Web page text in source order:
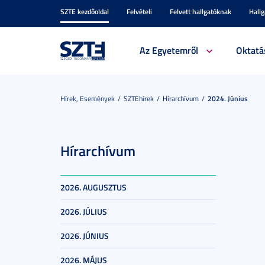
SZTE kezdőoldal Felvételi Felvett hallgatóknak
Az Egyetemről
Hírek, Események SZTEhírek Hírarchívum 2024. Június
Hírarchívum
2026. AUGUSZTUS
2026. JÚLIUS
2026. JÚNIUS
2026. MÁJUS